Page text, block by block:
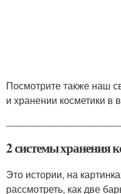
Посмотрите также наш
и хранении косметики в
2 системы хранения
Это истории, на
рассмотреть, как две